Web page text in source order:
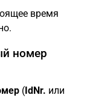
время
номер
(IdNr. или